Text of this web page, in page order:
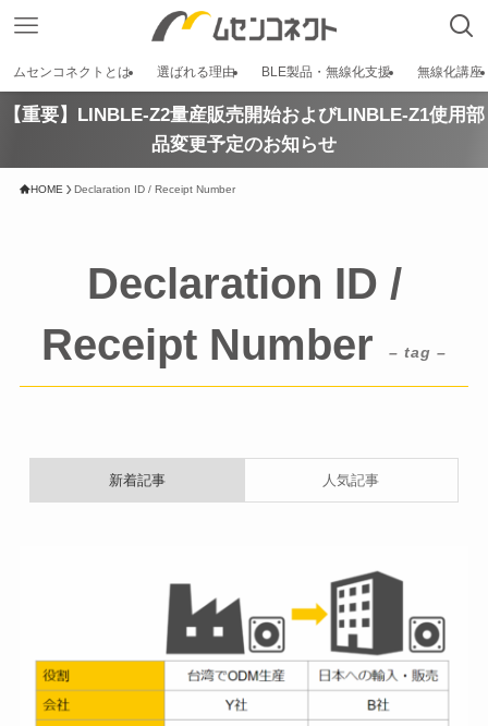
ムセンコネクトとは 選ばれる理由 BLE製品・無線化支援 無線化講座
【重要】LINBLE-Z2量産販売開始およびLINBLE-Z1使用部
品変更予定のお知らせ
HOME Declaration ID / Receipt Number
Declaration ID /
Receipt Number
– tag –
新着記事 人気記事